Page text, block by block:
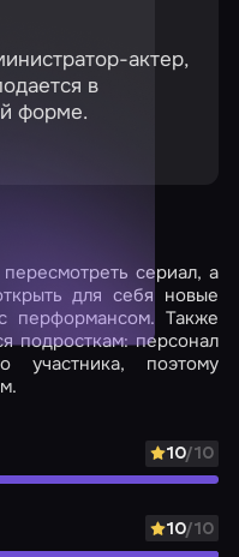
актер,
в
форме.
сериал, а
для себя новые
перформансом. Также
подросткам: персонал
участника, поэтому
10/10
10/10